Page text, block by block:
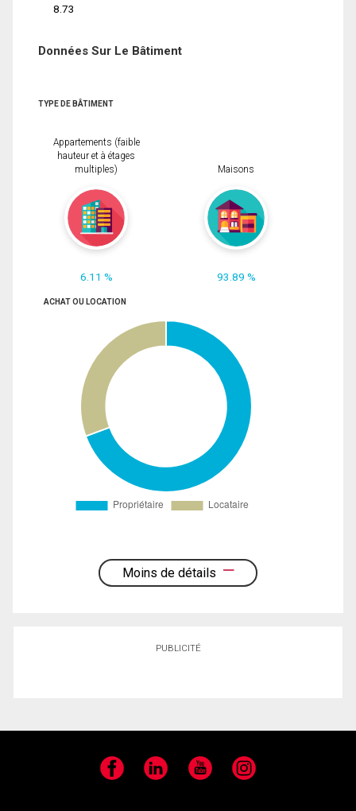
8.73
Données Sur Le Bâtiment
TYPE DE BÂTIMENT
Appartements (faible
hauteur et à étages
multiples)
6.11 %
Maisons
93.89 %
ACHAT OU LOCATION
Moins de détails
PUBLICITÉ
Facebook LinkedIn YouTube Instagram